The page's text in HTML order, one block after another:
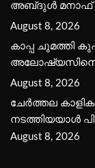
അബ്‌ദുൾ മനാഫ്
August 8, 2026
കാപ്പ ചുമത്തി
അലോഷ്യസിനെ
August 8, 2026
ചേർത്തല
നടത്തിയയാൾ
August 8, 2026